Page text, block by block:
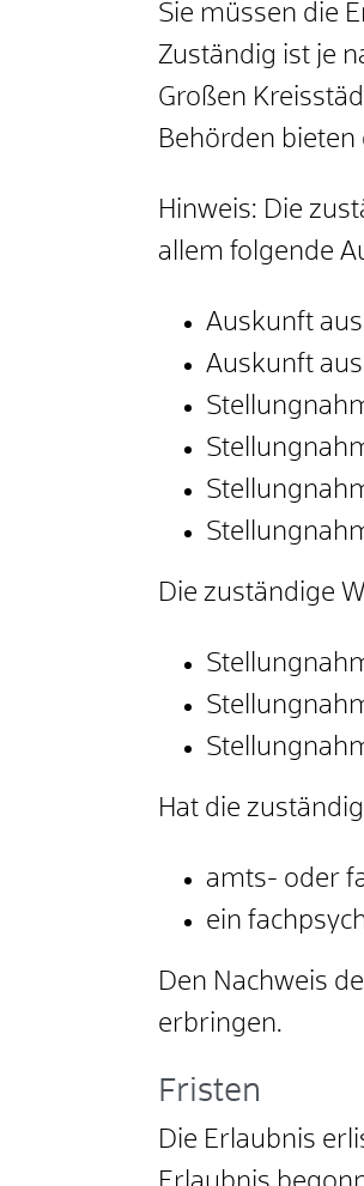
Sie müssen die
Zuständig ist je
Großen
Behörden
Hinweis: Die
allem folgende
Auskunft
Auskunft
Die zuständige
Hat die
amts- oder
ein
Den Nachweis
erbringen.
Fristen
Die Erlaubnis